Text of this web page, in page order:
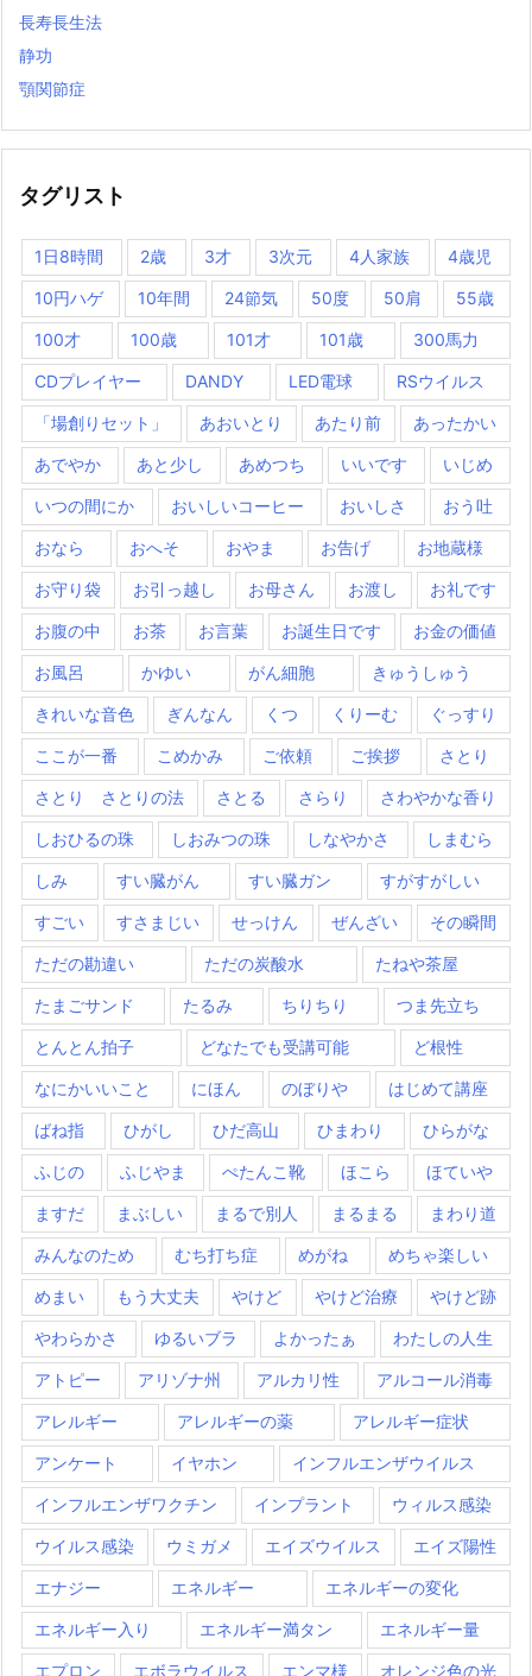
長寿長生法
静功
顎関節症
タグリスト
1日8時間 2歳 3才 3次元 4人家族 4歳児
10円ハゲ 10年間 24節気 50度 50肩 55歳
100才 100歳 101才 101歳 300馬力
CDプレイヤー DANDY LED電球 RSウイルス
「場創りセット」 あおいとり あたり前 あったかい
あでやか あと少し あめつち いいです いじめ
いつの間にか おいしいコーヒー おいしさ おう吐
おなら おへそ おやま お告げ お地蔵様
お守り袋 お引っ越し お母さん お渡し お礼です
お腹の中 お茶 お言葉 お誕生日です お金の価値
お風呂 かゆい がん細胞 きゅうしゅう
きれいな音色 ぎんなん くつ くりーむ ぐっすり
ここが一番 こめかみ ご依頼 ご挨拶 さとり
さとり さとりの法 さとる さらり さわやかな香り
しおひるの珠 しおみつの珠 しなやかさ しまむら
しみ すい臓がん すい臓ガン すがすがしい
すごい すさまじい せっけん ぜんざい その瞬間
ただの勘違い ただの炭酸水 たねや茶屋
たまごサンド たるみ ちりちり つま先立ち
とんとん拍子 どなたでも受講可能 ど根性
なにかいいこと にほん のぼりや はじめて講座
ばね指 ひがし ひだ高山 ひまわり ひらがな
ふじの ふじやま ぺたんこ靴 ほこら ほていや
ますだ まぶしい まるで別人 まるまる まわり道
みんなのため むち打ち症 めがね めちゃ楽しい
めまい もう大丈夫 やけど やけど治療 やけど跡
やわらかさ ゆるいブラ よかったぁ わたしの人生
アトピー アリゾナ州 アルカリ性 アルコール消毒
アレルギー アレルギーの薬 アレルギー症状
アンケート イヤホン インフルエンザウイルス
インフルエンザワクチン インプラント ウィルス感染
ウイルス感染 ウミガメ エイズウイルス エイズ陽性
エナジー エネルギー エネルギーの変化
エネルギー入り エネルギー満タン エネルギー量
エプロン エボラウイルス エンマ様 オレンジ色の光